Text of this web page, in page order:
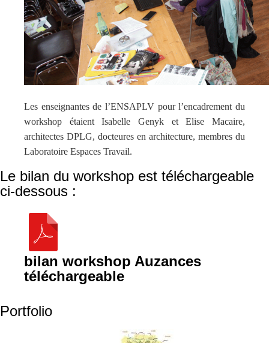
Les enseignantes de l’ENSAPLV pour l’encadrement du
workshop étaient Isabelle Genyk et Elise Macaire,
architectes DPLG, docteures en architecture, membres du
Laboratoire Espaces Travail.
Le bilan du workshop est téléchargeable
ci-dessous :
bilan workshop Auzances
téléchargeable
Portfolio